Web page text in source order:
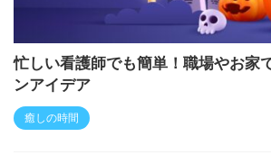
忙しい看護師でも簡単！職場やお家
ンアイデア
癒しの時間